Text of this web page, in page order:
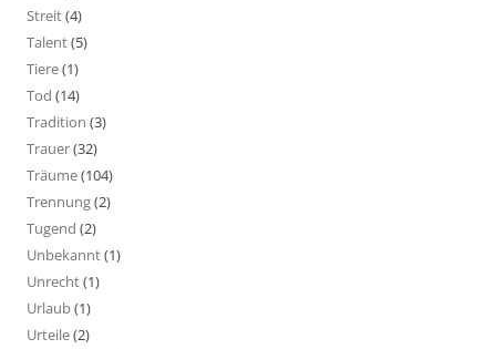
Streit(4)
Talent(5)
Tiere(1)
Tod (14)
Tradition (3)
Trauer(32)
Träume(104)
Trennung(2)
Tugend (2)
Unbekannt(1)
Unrecht(1)
Urlaub(1)
Urteile(2)